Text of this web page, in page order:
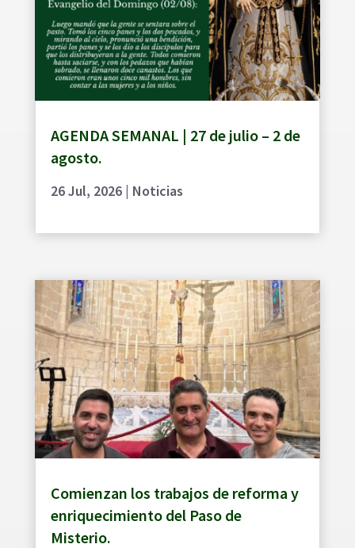
AGENDA SEMANAL | 27 de julio – 2 de
agosto.
26 Jul, 2026| Noticias
Comienzan los trabajos de reforma y
enriquecimiento del Paso de
Misterio.